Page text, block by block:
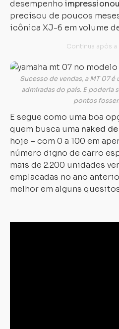
desempenho impressionou
precisou de poucos
icônica XJ-6 em volume
Sucesso de vendas, a MT 07 é
admiradas do país. E poderia
pontos
E segue como uma boa
quem busca uma naked
hoje – com 0 a 100 em
número digno de carro
mais de 2.200 unidades
emplacadas no ano
melhor em alguns